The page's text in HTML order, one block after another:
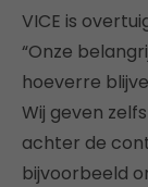
VICE is
“Onze
hoeverre
Wij geven
achter de
bijvoorbeeld